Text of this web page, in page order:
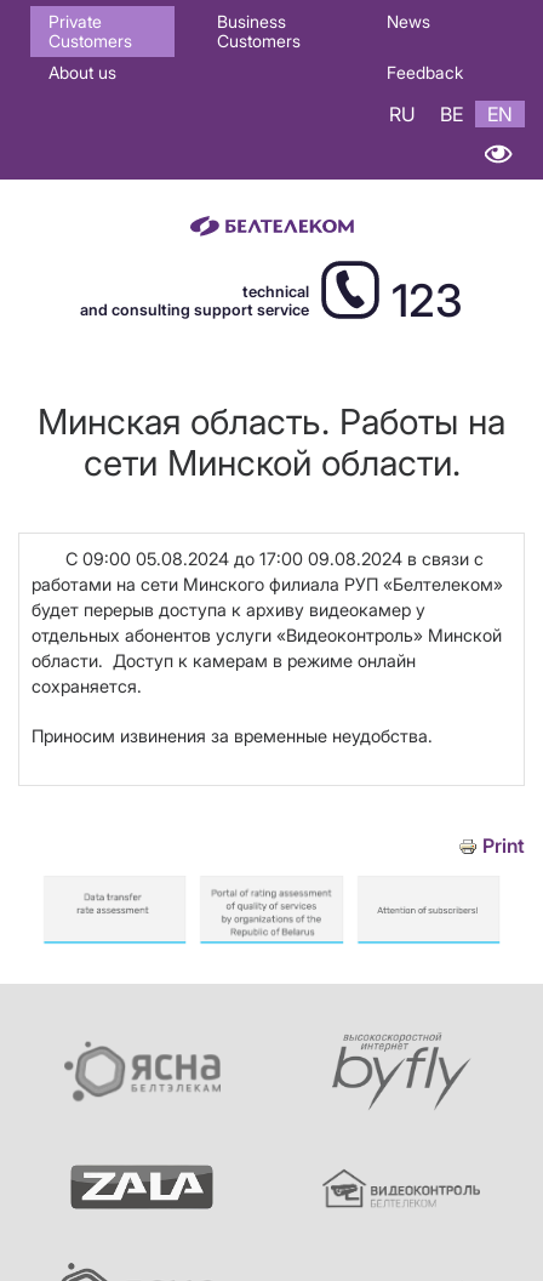
Основная
навигация
Private
Customers
Business
Customers
News
About us Feedback
RU BE EN
technical
and consulting support service
123
Минская область. Работы на
сети Минской области.
С 09:00 05.08.2024 до 17:00 09.08.2024 в связи с
работами на сети Минского филиала РУП «Белтелеком»
будет перерыв доступа к архиву видеокамер у
отдельных абонентов услуги «Видеоконтроль» Минской
области. Доступ к камерам в режиме онлайн
сохраняется.
Приносим извинения за временные неудобства.
Print